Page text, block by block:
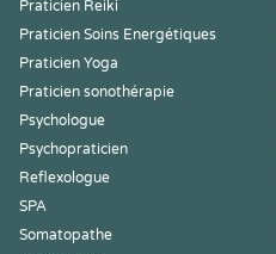
Praticien Reiki
Praticien Soins Energétiques
Praticien Yoga
Praticien sonothérapie
Psychologue
Psychopraticien
Reflexologue
SPA
Somatopathe